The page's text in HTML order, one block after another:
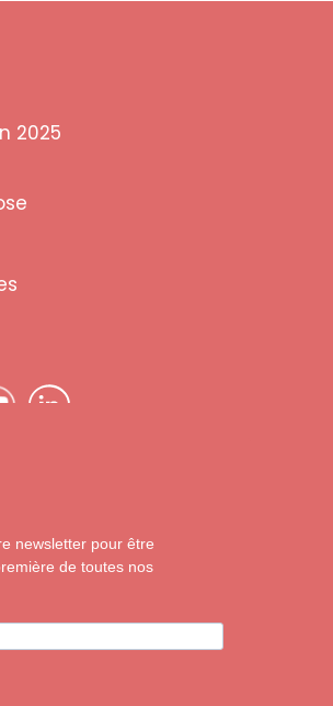
2025
newsletter pour être
de toutes nos